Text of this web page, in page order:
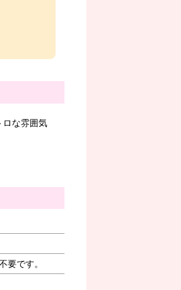
ロな雰囲気
です。